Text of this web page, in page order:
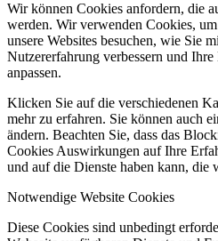
Wir können Cookies anfordern, die
werden. Wir verwenden Cookies,
unsere Websites besuchen, wie Sie
Nutzererfahrung verbessern und
anpassen.
Klicken Sie auf die verschiedenen
mehr zu erfahren. Sie können auch
ändern. Beachten Sie, dass das
Cookies Auswirkungen auf Ihre
und auf die Dienste haben kann, die
Notwendige Website Cookies
Diese Cookies sind unbedingt